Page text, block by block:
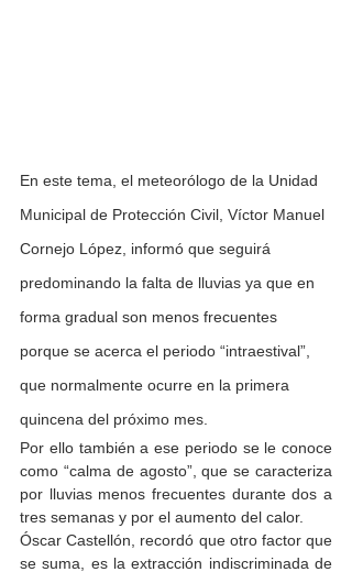
En este tema, el meteorólogo de la Unidad
Municipal de Protección Civil, Víctor Manuel
Cornejo López, informó que seguirá
predominando la falta de lluvias ya que en
forma gradual son menos frecuentes
porque se acerca el periodo “intraestival”,
que normalmente ocurre en la primera
quincena del próximo mes.
Por ello también a ese periodo se le conoce
como “calma de agosto”, que se caracteriza
por lluvias menos frecuentes durante dos a
tres semanas y por el aumento del calor.
Óscar Castellón, recordó que otro factor que
se suma, es la extracción indiscriminada de